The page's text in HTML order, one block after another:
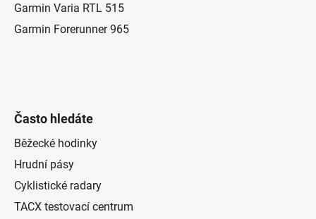
Garmin Varia RTL 515
Garmin Forerunner 965
Často hledáte
Běžecké hodinky
Hrudní pásy
Cyklistické radary
TACX testovací centrum